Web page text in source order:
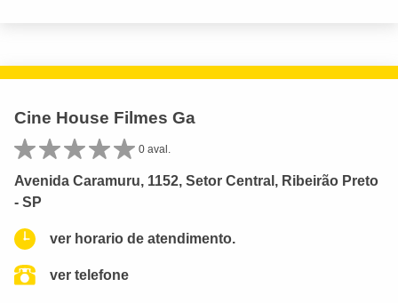
Cine House Filmes Ga
0 aval.
Avenida Caramuru, 1152, Setor Central, Ribeirão Preto
- SP
ver horario de atendimento.
ver telefone